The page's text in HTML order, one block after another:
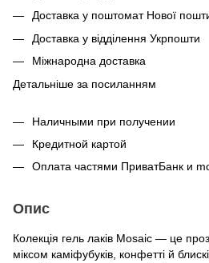
Доставка у поштомат Нової
Доставка у відділення Укрпошти
Міжнародна доставка
Детальніше за посиланням
Наличными при получении
Кредитной картой
Оплата частями ПриватБанк и
Опис
Колекція гель лаків Mosaic — це
міксом каміфубуків, конфетті й